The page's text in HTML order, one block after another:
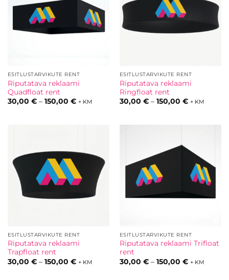
ESITLUSTARVIKUTE RENT
Riputatava reklaami
Quadfloat rent
30,00 € – 150,00 €Hinnavahemik:
+ KM
ESITLUSTARVIKUTE RENT
Riputatava reklaami
Ringfloat rent
30,00 € – 150,00 € + KM
ESITLUSTARVIKUTE RENT
Riputatava reklaami
Trapfloat rent
30,00 € – 150,00 €Hinnavahemik:
+ KM
ESITLUSTARVIKUTE RENT
Riputatava reklaami Trifloat
rent
30,00 € – 150,00 € + KM